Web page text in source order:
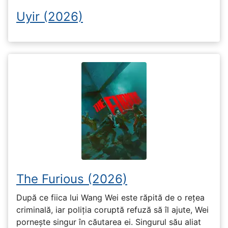
Uyir (2026)
The Furious (2026)
După ce fiica lui Wang Wei este răpită de o rețea
criminală, iar poliția coruptă refuză să îl ajute, Wei
pornește singur în căutarea ei. Singurul său aliat